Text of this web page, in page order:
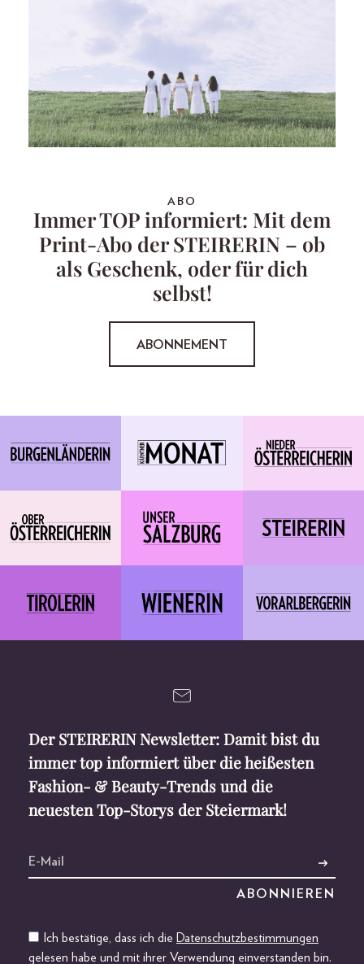
ABO
Immer TOP informiert: Mit dem
Print-Abo der STEIRERIN – ob
als Geschenk, oder für dich
selbst!
ABONNEMENT
Der STEIRERIN Newsletter: Damit bist du
immer top informiert über die heißesten
Fashion- & Beauty-Trends und die
neuesten Top-Storys der Steiermark!
Ich bestätige, dass ich die Datenschutzbestimmungen
gelesen habe und mit ihrer Verwendung einverstanden bin.